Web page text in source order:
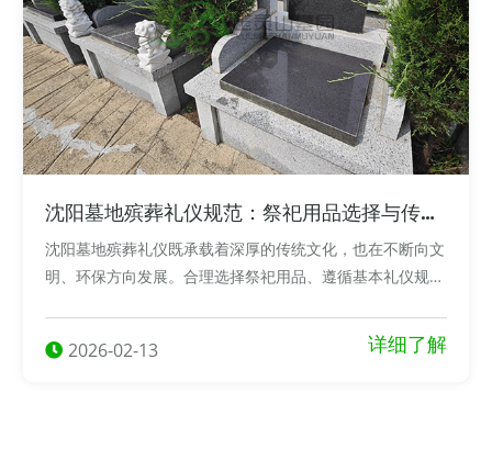
沈阳墓地殡葬礼仪规范：祭祀用品选择与传统
习俗要求！
沈阳墓地殡葬礼仪既承载着深厚的传统文化，也在不断向文
明、环保方向发展。合理选择祭祀用品、遵循基本礼仪规
2026-02-13 详细了解